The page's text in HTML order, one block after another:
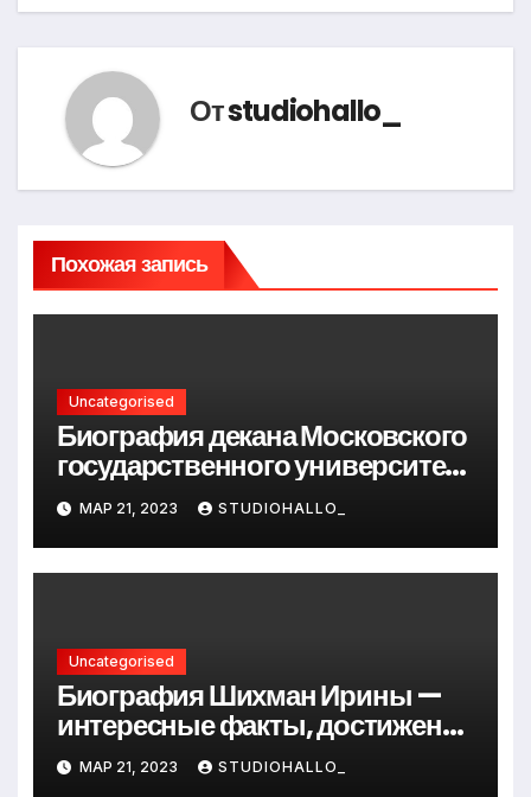
Отstudiohallo_
Похожая запись
Uncategorised
Биография декана Московского
государственного университета
Андрея Сидорова — от студента
до руководителя
МАР 21, 2023 STUDIOHALLO_
Uncategorised
Биография Шихман Ирины —
интересные факты, достижения
и путь к успеху
МАР 21, 2023 STUDIOHALLO_